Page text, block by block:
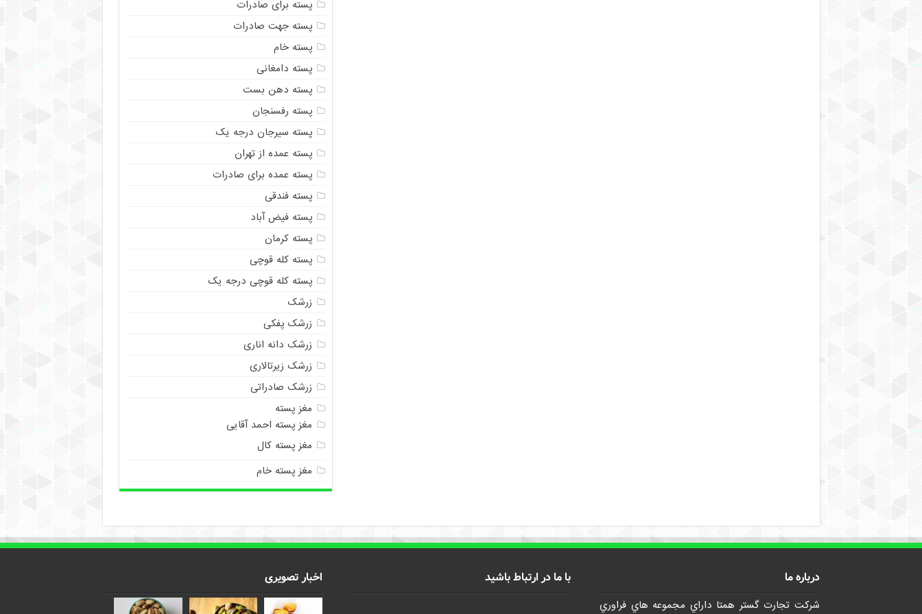
پسته برای صادرات
پسته جهت صادرات
پسته خام
پسته دامغانی
پسته دهن بست
پسته رفسنجان
پسته سیرجان درجه یک
پسته عمده از تهران
پسته عمده برای صادرات
پسته فندقی
پسته فیض آباد
پسته کرمان
پسته کله قوچی
پسته کله قوچی درجه یک
زرشک
زرشک پفکی
زرشک دانه اناری
زرشک زیرتالاری
زرشک صادراتی
مغز پسته
مغز پسته احمد آقایی
مغز پسته کال
مغز پسته خام
درباره ما
شرکت تجارت گستر همتا داراي مجموعه هاي فراوري
با ما در ارتباط باشید اخبار تصویری